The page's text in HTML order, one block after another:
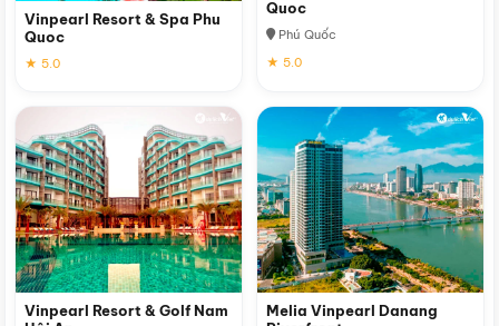
Vinpearl Resort & Spa Phu
Quoc
★ 5.0
Quoc
Phú Quốc
★ 5.0
Vinpearl Resort & Golf Nam
Melia Vinpearl Danang